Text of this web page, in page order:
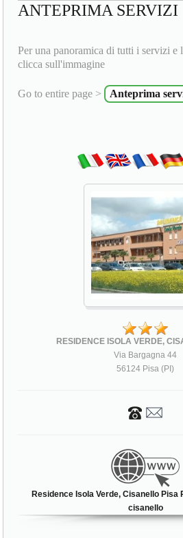
ANTEPRIMA SERVIZI
Per una panoramica di tutti i servizi
clicca sull'immagine
Go to entire page > Anteprima
RESIDENCE ISOLA VERDE,
Via Bargagna 44
56124 Pisa (PI)
Residence Isola Verde, Cisanello Pisa
cisanello